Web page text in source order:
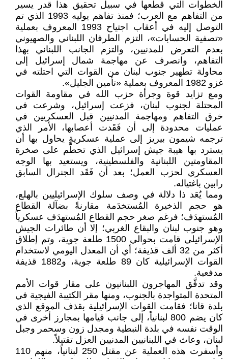
الخطوات التي قطعها في سبيل تحقيق هذا قدر يسير
من التفاهم مع العرب؛ فمنذ تفاهم يوليه 1993 الذي تم
التوصل إليه في أعقاب اجتياح 1993 المعروف بعملية
«تصفية الحسابات»، التزم الطرفان اللبناني والصهيوني
بعدم التعرض للمدنيين، والتزم الجانب اللبناني بهذا
التفاهم، وانصرف عن مهاجمة شمال إسرائيل إلى
محاولة تطهير جنوب لبنان من القوات التي احتلته في
غزو 1982 المعروف بعملية «تأمين الجليل».
ومع تزايد قوة وجرأة حزب الله في مقاومة القوات
المحتلة لجنوب لبنان، فزعت إسرائيل، وشرعت في
خرق التفاهم ومهاجمة المدنيين قبل العسكريين في
عمليات محدودة إلى أن فَقَدت أعصابها، الأمر الذي
ترجمه شيمون بيريز إلى عملية عسكرية يحاول بها أن
يسترد بها هيبة جيش إسرائيل الذي تحطَّم على صخرة
المقاومتين اللبنانية والفلسطينية، ويستعيد بها الوجه
العسكري لحزب العمل؛ بعد أن فَقَد الجنرال السابق
رابين باغتياله.
ومما يُعَد ذا دلالة في وصف سلوك الإسرائيليين بالهلع،
هو حجم الذخيرة المُستخدَمة مقارنةً بضآلة القطاع
المُستهدَف؛ فرغم صغر حجم القطاع المُستهدَف عسكرياً
وهو جنوب لبنان والبقاع الغربي؛ إلا أن طائرات الجيش
الإسرائيلي قامت بحوالي 1500 طلعة جوية، وتم إطلاق
أكثر من 32 ألف قذيفة؛ أي أن المعدل اليومي لاستخدام
القوات الإسرائيلية كان 89 طلعة جوية، و1882 قذيفة
مدفعية.
وقد تدفَّق المهاجرون اللبنانيون على مقار قوات الأمم
المتحدة المتواجدة بالجنوب، ومنها مقر الكتيبة الفيجية في
بلدة قانا؛ فقامت القوات الإسرائيلية بقذف الموقع الذي
كان يضم 800 لبنانياً، إلى جانب قيامها بمجارز أخرى في
الوقت نفسه في بلدة النبطية ومجدل زون وسحمر وجبل
لبنان، وعاث في اللبنانيين المدنيين العزل تقتيلاً.
وأسفرت هذه العملية عن مقتل 250 لبنانياً، منهم 110